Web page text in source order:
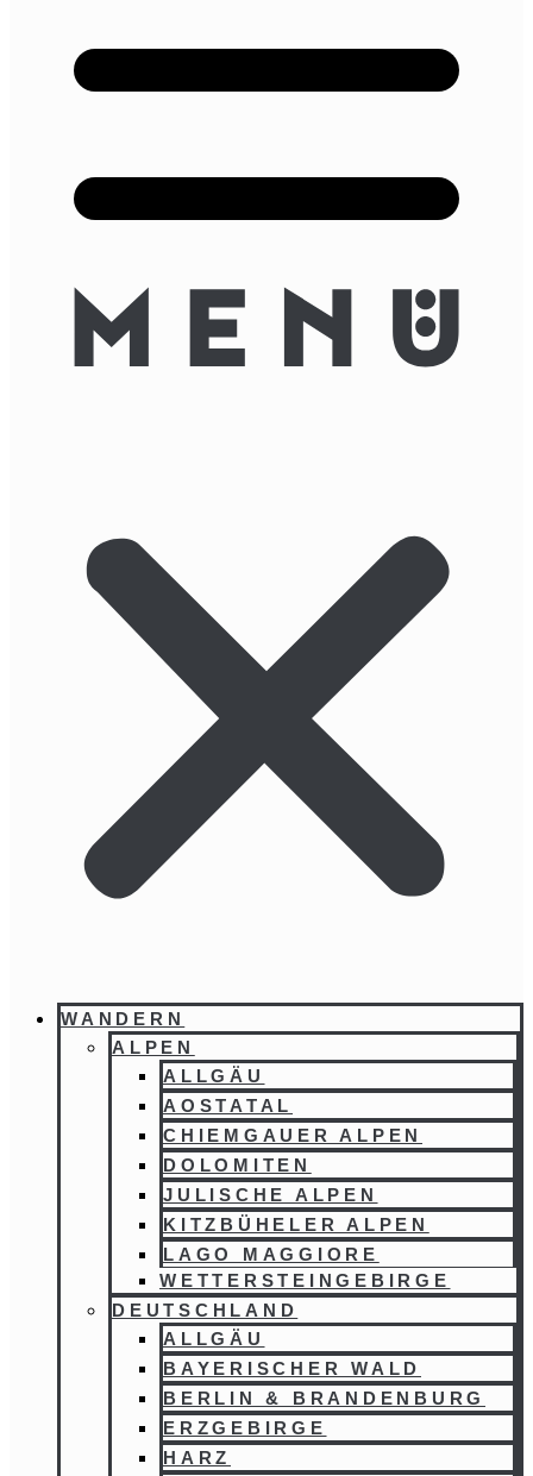
WANDERN
ALPEN
ALLGÄU
AOSTATAL
CHIEMGAUER ALPEN
DOLOMITEN
JULISCHE ALPEN
KITZBÜHELER ALPEN
LAGO MAGGIORE
WETTERSTEINGEBIRGE
DEUTSCHLAND
ALLGÄU
BAYERISCHER WALD
BERLIN & BRANDENBURG
ERZGEBIRGE
HARZ